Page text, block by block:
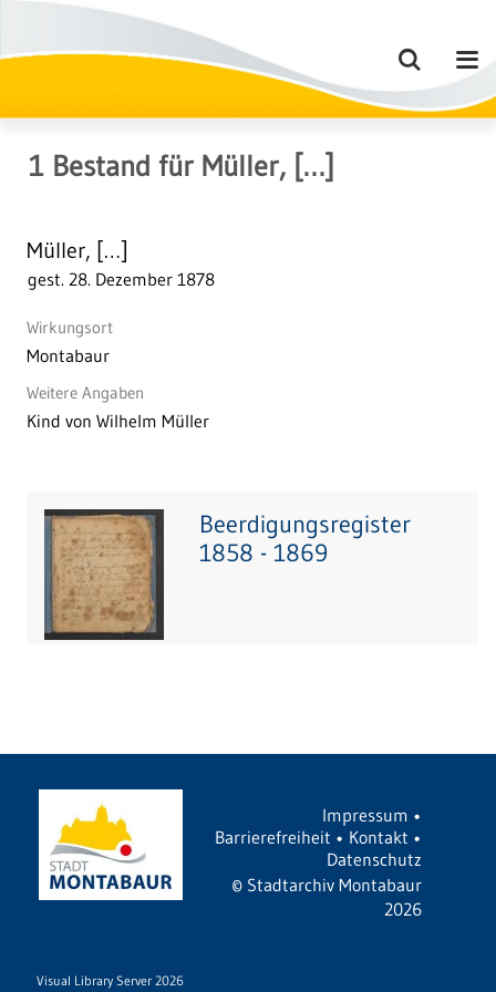
1 Bestand für Müller, […]
Müller, […]
gest. 28. Dezember 1878
Wirkungsort
Montabaur
Weitere Angaben
Kind von Wilhelm Müller
Beerdigungsregister
1858 - 1869
Impressum •
Barrierefreiheit • Kontakt •
Datenschutz
© Stadtarchiv Montabaur
2026
Visual Library Server 2026